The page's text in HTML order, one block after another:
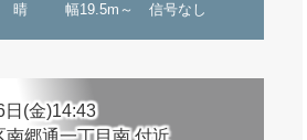
晴 幅19.5m～ 信号なし
日(金)14:43
南郷通一丁目南 付近